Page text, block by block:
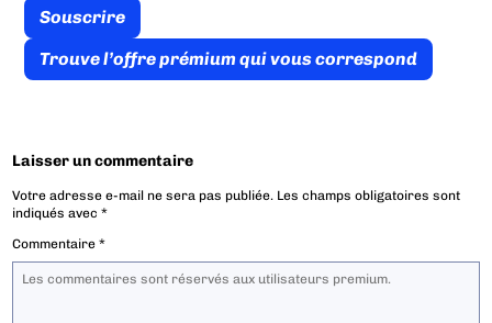
Souscrire
Trouve l’offre prémium qui vous correspond
Laisser un commentaire
Votre adresse e-mail ne sera pas publiée. Les champs obligatoires sont
indiqués avec*
Commentaire*